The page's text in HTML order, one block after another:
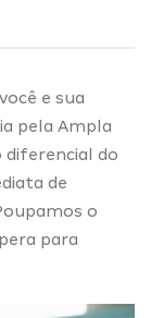
e sua
pela Ampla
diferencial do
de
o
para